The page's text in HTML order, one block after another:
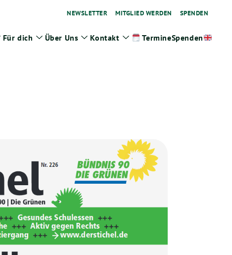
NEWSLETTER MITGLIED WERDEN SPENDEN
Für dich
Zeige
Über Uns Zeige
Kontakt ZeigeTermineSpenden